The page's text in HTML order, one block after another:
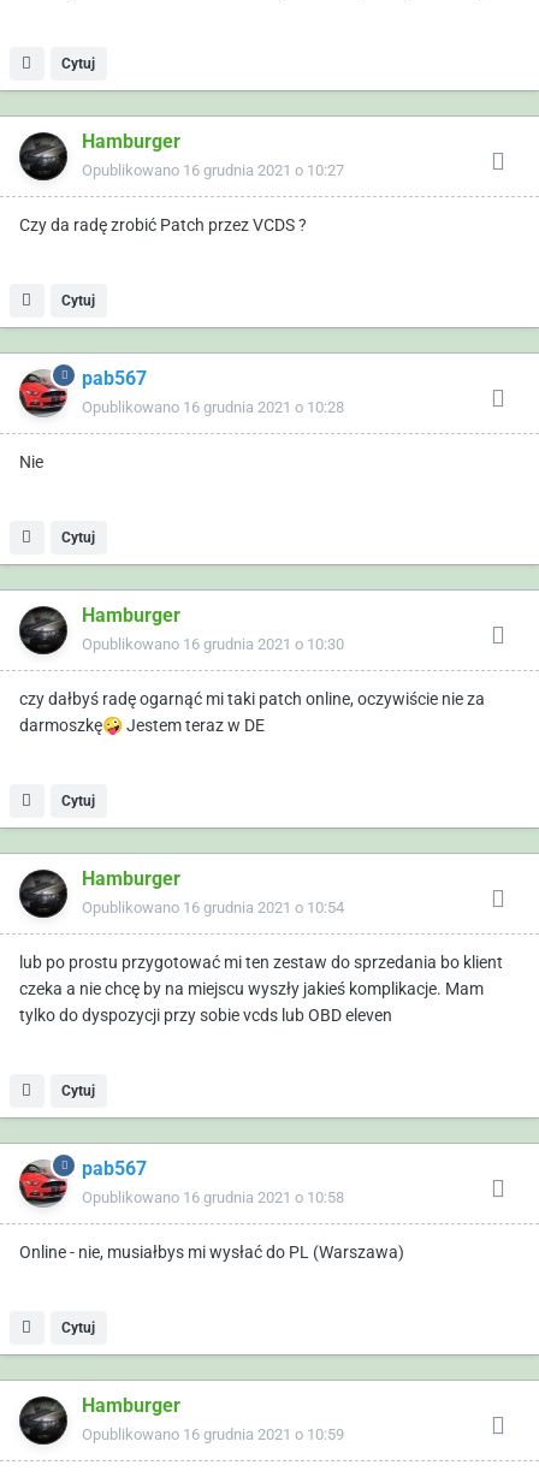
Cytuj
Hamburger
Opublikowano 16 grudnia 2021 o 10:27
Czy da radę zrobić Patch przez VCDS ?
Cytuj
pab567
Opublikowano 16 grudnia 2021 o 10:28
Nie
Cytuj
Hamburger
Opublikowano 16 grudnia 2021 o 10:30
czy dałbyś radę ogarnąć mi taki patch online, oczywiście nie za
darmoszkę🤪Jestem teraz w DE
Cytuj
Hamburger
Opublikowano 16 grudnia 2021 o 10:54
lub po prostu przygotować mi ten zestaw do sprzedania bo klient
czeka a nie chcę by na miejscu wyszły jakieś komplikacje. Mam
tylko do dyspozycji przy sobie vcds lub OBD eleven
Cytuj
pab567
Opublikowano 16 grudnia 2021 o 10:58
Online - nie, musiałbys mi wysłać do PL (Warszawa)
Cytuj
Hamburger
Opublikowano 16 grudnia 2021 o 10:59